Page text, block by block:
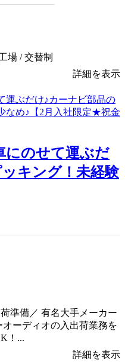
場 / 交替制
詳細を表示
にのせて運ぶだ
キング！未経験
準備／ 有名大手メーカー
ーディオの入出荷業務を
！...
詳細を表示